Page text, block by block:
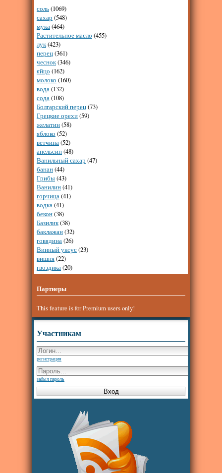
соль(1069)
сахар (548)
мука(464)
Растительное масло (455)
лук(423)
перец(361)
чеснок(346)
яйцо (162)
молоко (160)
вода(132)
сода(108)
Болгарский перец(73)
Грецкие орехи(59)
желатин(58)
яблоко (52)
ветчина(52)
апельсин(48)
Ванильный сахар (47)
банан(44)
Грибы(43)
Ванилин(41)
горчица(41)
водка(41)
бекон(38)
Базилик(38)
баклажан(32)
говядина(26)
Винный уксус(23)
вишня(22)
гвоздика(20)
Партнеры
This feature is for Premium users only!
Участникам
регистрация
забыл пароль